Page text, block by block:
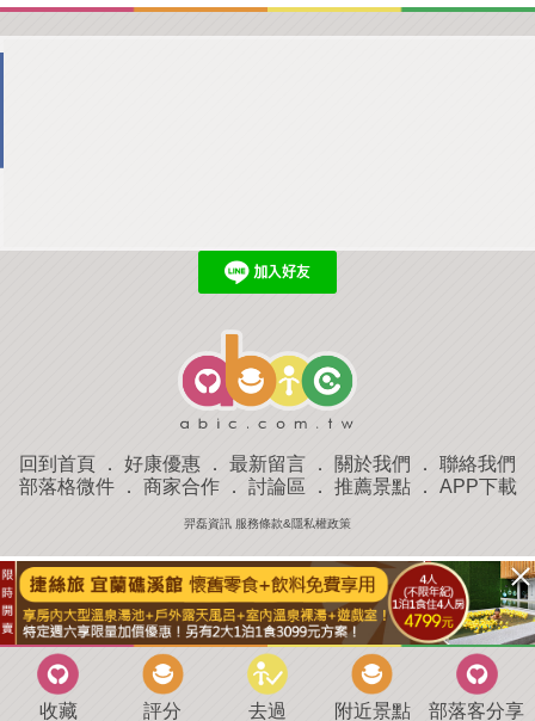
回到首頁 ． 好康優惠 ． 最新留言 ． 關於我們 ． 聯絡我們
部落格微件． 商家合作． 討論區 ． 推薦景點． APP下載
羿磊資訊 服務條款&隱私權政策
收藏 評分 去過 附近景點 部落客分享